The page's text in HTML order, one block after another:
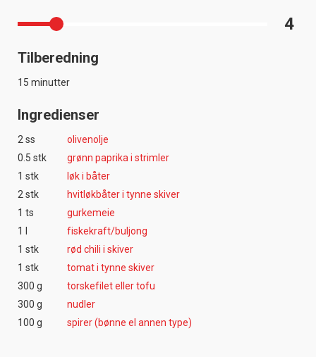
4
Tilberedning
15 minutter
Ingredienser
2 ss
olivenolje
0.5 stk
grønn paprika i strimler
1 stk
løk i båter
2 stk
hvitløkbåter i tynne skiver
1 ts
gurkemeie
1 l
fiskekraft/buljong
1 stk
rød chili i skiver
1 stk
tomat i tynne skiver
300 g
torskefilet eller tofu
300 g
nudler
100 g
spirer (bønne el annen type)